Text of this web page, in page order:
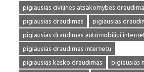
pigiausias civilines atsakomybes
pigiausias draudimas
pigiausias
pigiausias draudimas automobiliui
pigiausias draudimas internetu
pigiausias kasko draudimas
pigiausias